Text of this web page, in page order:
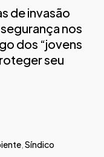
de invasão
nos
dos “jovens
seu
,Síndico